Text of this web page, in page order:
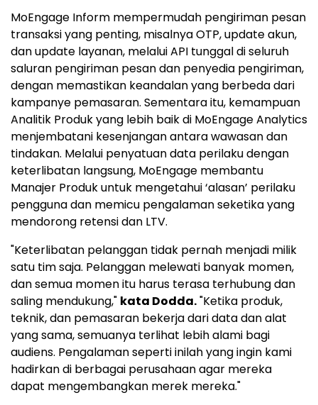
MoEngage Inform mempermudah pengiriman pesan
transaksi yang penting, misalnya OTP, update akun,
dan update layanan, melalui API tunggal di seluruh
saluran pengiriman pesan dan penyedia pengiriman,
dengan memastikan keandalan yang berbeda dari
kampanye pemasaran. Sementara itu, kemampuan
Analitik Produk yang lebih baik di MoEngage Analytics
menjembatani kesenjangan antara wawasan dan
tindakan. Melalui penyatuan data perilaku dengan
keterlibatan langsung, MoEngage membantu
Manajer Produk untuk mengetahui ‘alasan’ perilaku
pengguna dan memicu pengalaman seketika yang
mendorong retensi dan LTV.
"Keterlibatan pelanggan tidak pernah menjadi milik
satu tim saja. Pelanggan melewati banyak momen,
dan semua momen itu harus terasa terhubung dan
saling mendukung," kata Dodda."Ketika produk,
teknik, dan pemasaran bekerja dari data dan alat
yang sama, semuanya terlihat lebih alami bagi
audiens. Pengalaman seperti inilah yang ingin kami
hadirkan di berbagai perusahaan agar mereka
dapat mengembangkan merek mereka."